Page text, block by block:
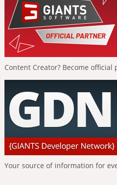
Content Creator? Become
Your source of information for